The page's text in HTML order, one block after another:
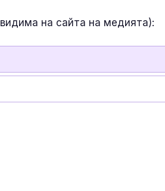
видима на сайта на медията):